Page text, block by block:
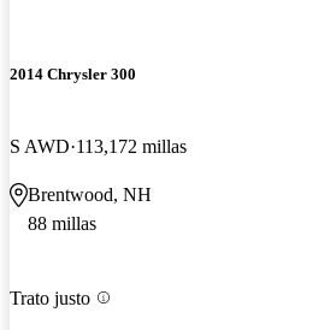
2014 Chrysler 300
S AWD 113,172 millas
Brentwood, NH
88 millas
Trato justo